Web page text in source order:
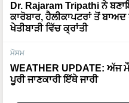
Dr. Rajaram Tripathi ਨੇ
ਕਾਰੋਬਾਰ, ਹੈਲੀਕਾਪਟਰਾਂ ਤੋਂ
ਖੇਤੀਬਾੜੀ ਵਿੱਚ ਕ੍ਰਾਂਤੀ
ਮੌਸਮ
WEATHER UPDATE: ਅੱਜ
ਪੂਰੀ ਜਾਣਕਾਰੀ ਇੱਥੇ ਜਾਰੀ